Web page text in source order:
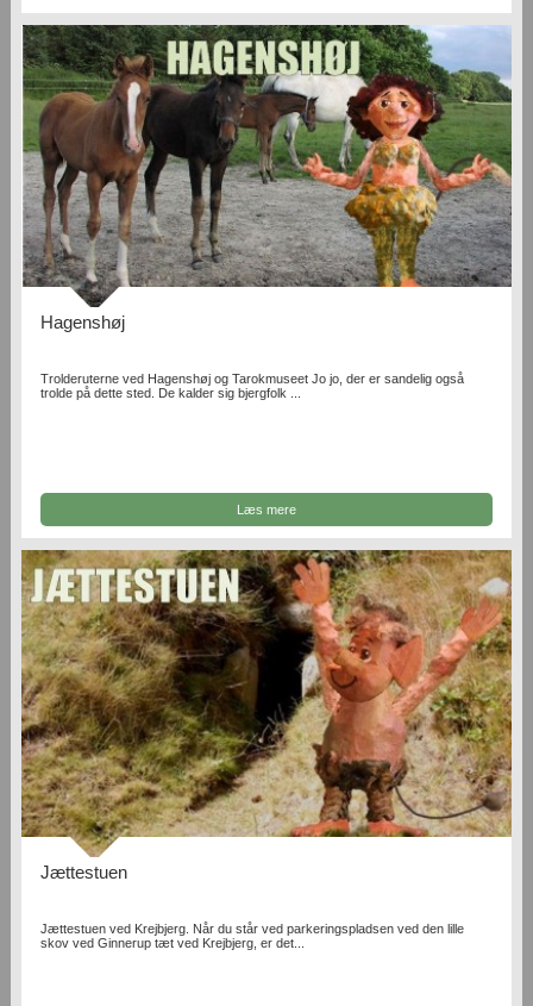
Hagenshøj
Trolderuterne ved Hagenshøj og Tarokmuseet Jo jo, der er sandelig også
trolde på dette sted. De kalder sig bjergfolk ...
Læs mere
Jættestuen
Jættestuen ved Krejbjerg. Når du står ved parkeringspladsen ved den lille
skov ved Ginnerup tæt ved Krejbjerg, er det...